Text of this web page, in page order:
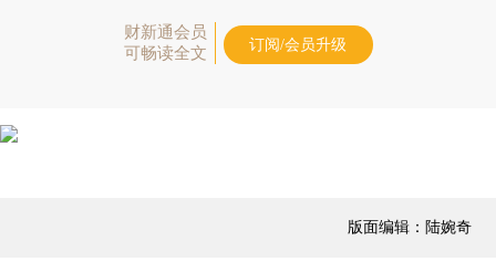
财新通会员
可畅读全文
订阅/会员升级
版面编辑：陆婉奇